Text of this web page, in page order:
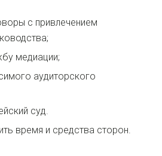
с привлечением
медиации;
аудиторского
суд.
время и средства сторон.